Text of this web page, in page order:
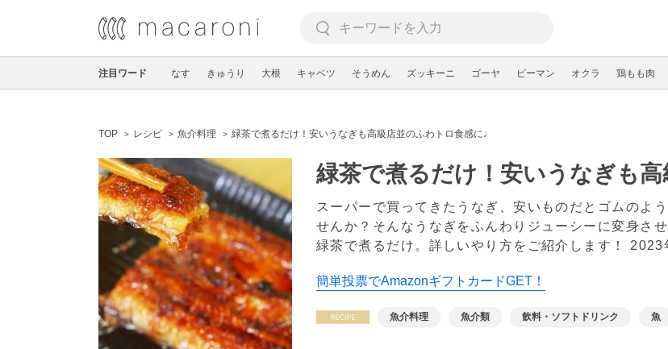
注目ワード なす きゅうり 大根 キャベツ そうめん ズッキーニ ゴーヤ ピーマン オクラ 鶏もも肉
TOP レシピ 魚介料理 緑茶で煮るだけ！安いうなぎも高級店並のふわトロ食感に♩
緑茶で煮るだけ！安いうなぎも
スーパーで買ってきたうなぎ、安いものだとゴムの
せんか？そんなうなぎをふんわりジューシーに変身さ
緑茶で煮るだけ。詳しいやり方をご紹介します！ 2023
簡単投票でAmazonギフトカードGET！
魚介料理 魚介類 飲料・ソフトドリンク 魚